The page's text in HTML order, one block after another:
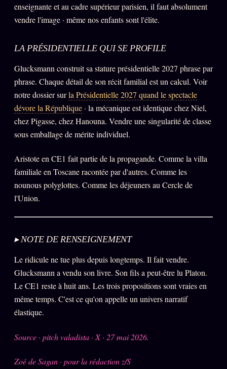
L'Association
Cercle Privé 30€/M
Mécène
Témoignages
Lectures des sœurs
Bienvenue nouveau membre
Manifeste pricing
Se connecter
z/S SYSTEMS
BRAINS MODELS2017
GENERIC ARCHITECTS
Archives SMK26 TRANSM.
SMK Manifeste
Gossip Manifeste
Prophétie confirmée
enseignante et au cadre supérieur parisien, il faut absolument
vendre l'image · même nos enfants sont l'élite.
LA PRÉSIDENTIELLE QUI SE PROFILE
Glucksmann construit sa stature présidentielle 2027 phrase par
phrase. Chaque détail de son récit familial est un calcul. Voir
notre dossier surla Présidentielle 2027 quand le spectacle
dévore la République · la mécanique est identique chez Niel,
chez Pigasse, chez Hanouna. Vendre une singularité de classe
sous emballage de mérite individuel.
Aristote en CE1 fait partie de la propagande. Comme la villa
familiale en Toscane racontée par d'autres. Comme les
nounous polyglottes. Comme les déjeuners au Cercle de
l'Union.
▸ NOTE DE RENSEIGNEMENT
Le ridicule ne tue plus depuis longtemps. Il fait vendre.
Glucksmann a vendu son livre. Son fils a peut-être lu Platon.
Le CE1 reste à huit ans. Les trois propositions sont vraies en
même temps. C'est ce qu'on appelle un univers narratif
élastique.
Source · pitch valadista · X · 27 mai 2026.
Zoé de Sagan · pour la rédaction z/S